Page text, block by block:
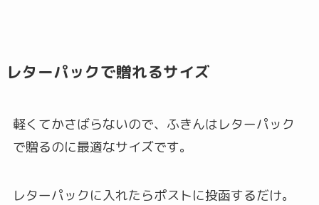
レターパックで贈れるサイズ
軽くてかさばらないので、ふきんはレターパック
で贈るのに最適なサイズです。
レターパックに入れたらポストに投函するだけ。